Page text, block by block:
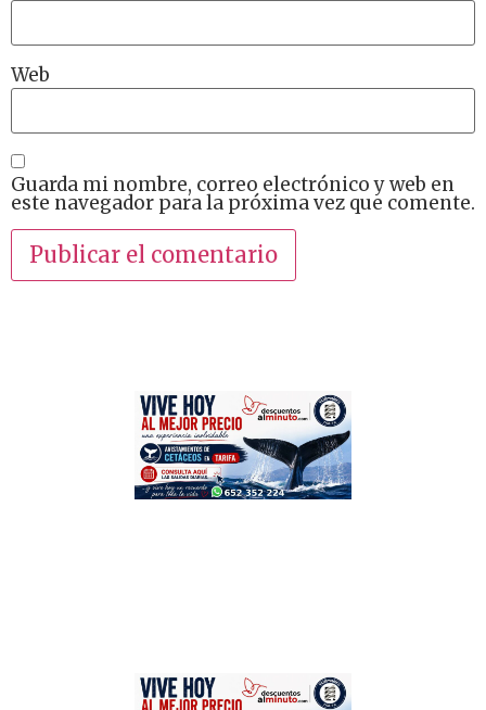
Web
Guarda mi nombre, correo electrónico y web en
este navegador para la próxima vez que comente.